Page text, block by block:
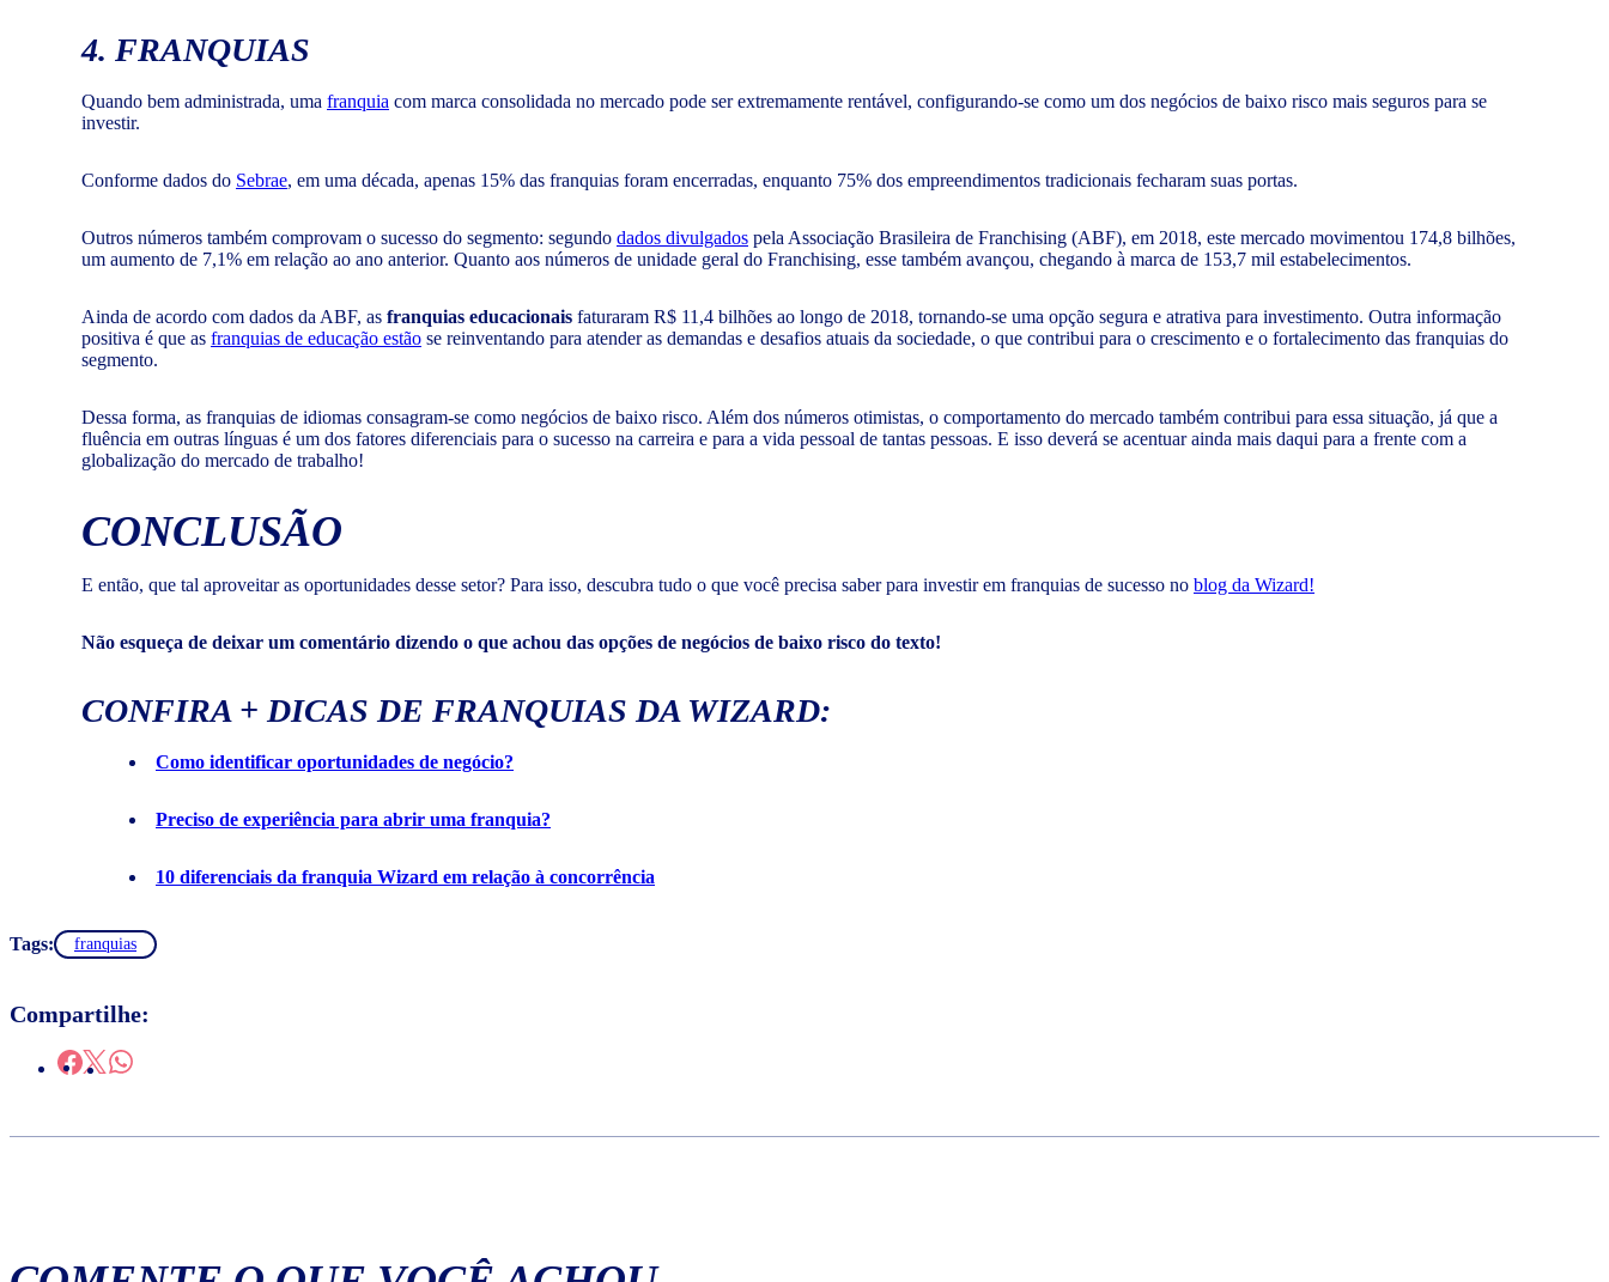
4. FRANQUIAS
Quando bem administrada, uma franquia com marca consolidada no mercado pode ser extremamente rentável, configurando-se como um dos negócios de baixo risco mais seguros para se
investir.
Conforme dados do Sebrae, em uma década, apenas 15% das franquias foram encerradas, enquanto 75% dos empreendimentos tradicionais fecharam suas portas.
Outros números também comprovam o sucesso do segmento: segundo dados divulgados pela Associação Brasileira de Franchising (ABF), em 2018, este mercado movimentou 174,8 bilhões,
um aumento de 7,1% em relação ao ano anterior. Quanto aos números de unidade geral do Franchising, esse também avançou, chegando à marca de 153,7 mil estabelecimentos.
Ainda de acordo com dados da ABF, as franquias educacionais faturaram R$ 11,4 bilhões ao longo de 2018, tornando-se uma opção segura e atrativa para investimento. Outra informação
positiva é que as franquias de educação estão se reinventando para atender as demandas e desafios atuais da sociedade, o que contribui para o crescimento e o fortalecimento das franquias do
segmento.
Dessa forma, as franquias de idiomas consagram-se como negócios de baixo risco. Além dos números otimistas, o comportamento do mercado também contribui para essa situação, já que a
fluência em outras línguas é um dos fatores diferenciais para o sucesso na carreira e para a vida pessoal de tantas pessoas. E isso deverá se acentuar ainda mais daqui para a frente com a
globalização do mercado de trabalho!
CONCLUSÃO
E então, que tal aproveitar as oportunidades desse setor? Para isso, descubra tudo o que você precisa saber para investir em franquias de sucesso no blog da Wizard!
Não esqueça de deixar um comentário dizendo o que achou das opções de negócios de baixo risco do texto!
CONFIRA + DICAS DE FRANQUIAS DA WIZARD:
Como identificar oportunidades de negócio?
Preciso de experiência para abrir uma franquia?
10 diferenciais da franquia Wizard em relação à concorrência
Tags: franquias
Compartilhe: